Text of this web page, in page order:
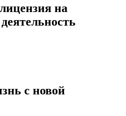
на
с новой